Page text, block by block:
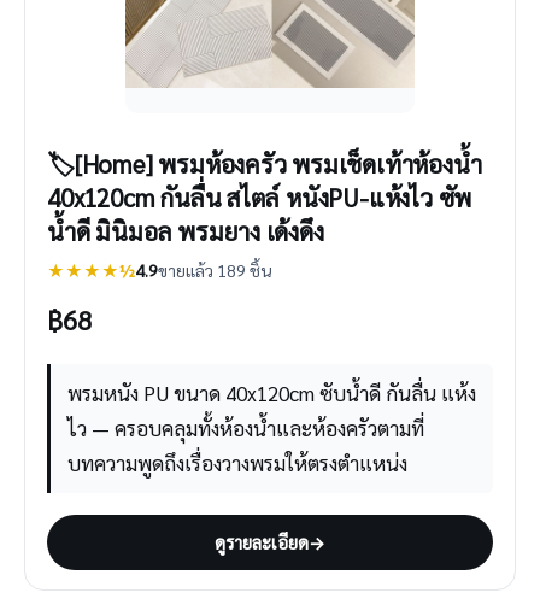
🏷️[Home] พรมห้องครัว พรมเช็ดเท้าห้องน้ำ
40x120cm กันลื่น สไตล์ หนังPU-แห้งไว ซัพ
น้ำดี มินิมอล พรมยาง เด้งดึง
★★★★½4.9ขายแล้ว 189 ชิ้น
฿68
พรมหนัง PU ขนาด 40x120cm ซับน้ำดี กันลื่น แห้ง
ไว — ครอบคลุมทั้งห้องน้ำและห้องครัวตามที่
บทความพูดถึงเรื่องวางพรมให้ตรงตำแหน่ง
ดูรายละเอียด→